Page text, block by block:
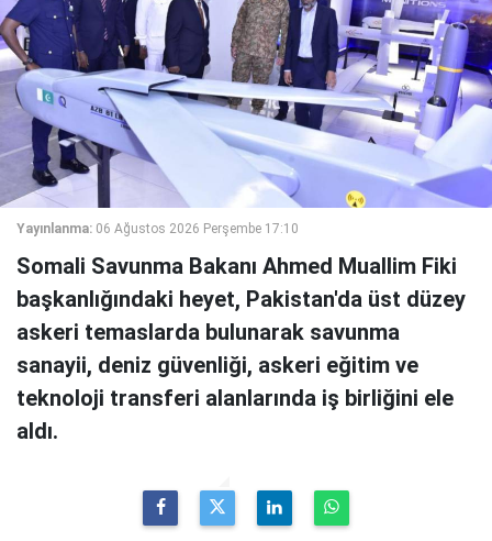
Yayınlanma: 06 Ağustos 2026 Perşembe 17:10
Somali Savunma Bakanı Ahmed Muallim Fiki
başkanlığındaki heyet, Pakistan'da üst düzey
askeri temaslarda bulunarak savunma
sanayii, deniz güvenliği, askeri eğitim ve
teknoloji transferi alanlarında iş birliğini ele
aldı.